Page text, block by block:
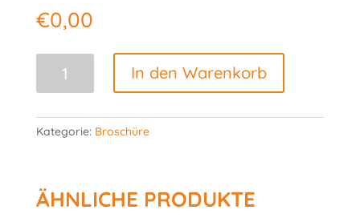
€0,00
Hügel
durch
Täler
In den Warenkorb
Kategorie: Broschüre
ÄHNLICHE PRODUKTE